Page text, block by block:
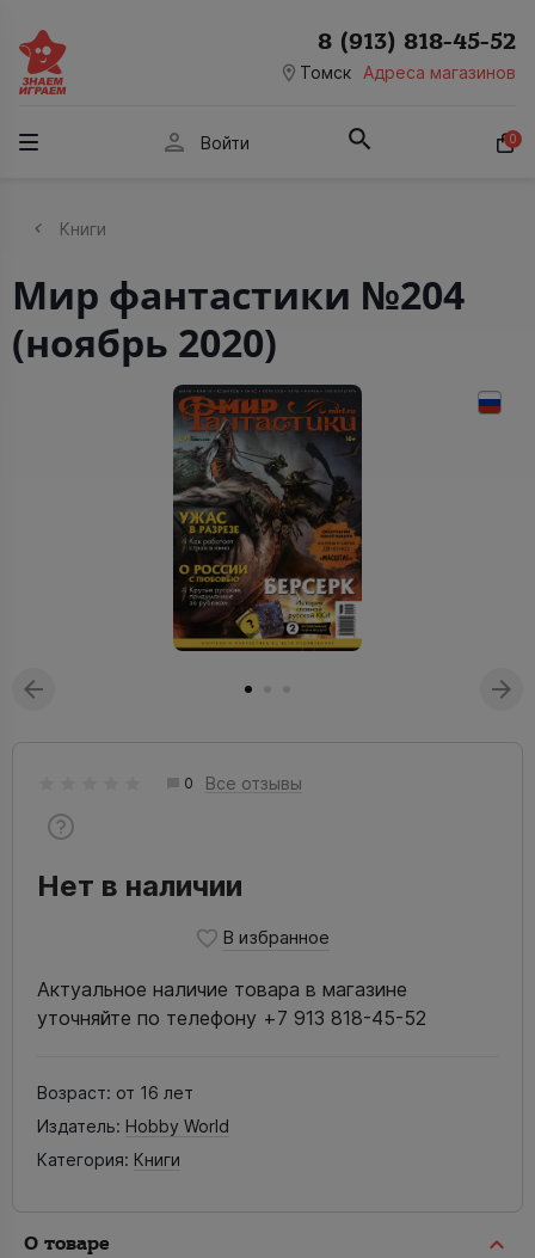
room Томск Адреса магазинов
8 (913) 818-45-52
person Войти 0
Книги
Мир фантастики №204
(ноябрь 2020)
0 Все отзывы
Нет в наличии
Актуальное наличие товара в магазине
уточняйте по телефону +7 913 818-45-52
Возраст: от 16 лет
Издатель: Hobby World
Категория: Книги
О товаре